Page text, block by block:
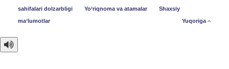
sahifalari dolzarbligi
Yo‘riqnoma va atamalar
Shaxsiy
maʼlumotlar
Yuqoriga